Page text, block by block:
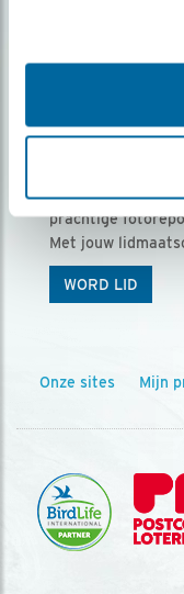
Ontvang 5 x
Vogels is het
prachtige
Met jouw
WORD LID
Onze sites Mijn